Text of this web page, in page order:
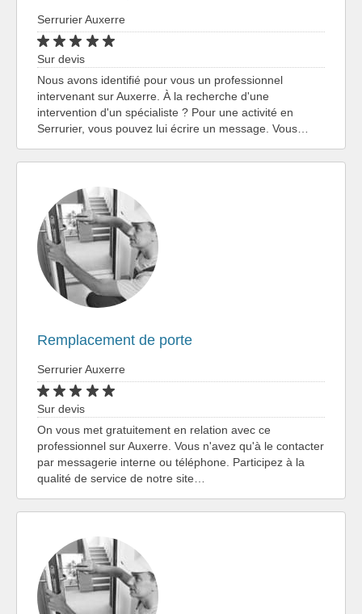
Serrurier Auxerre
Sur devis
Nous avons identifié pour vous un professionnel
intervenant sur Auxerre. À la recherche d'une
intervention d'un spécialiste ? Pour une activité en
Serrurier, vous pouvez lui écrire un message. Vous…
Remplacement de porte
Serrurier Auxerre
Sur devis
On vous met gratuitement en relation avec ce
professionnel sur Auxerre. Vous n'avez qu'à le contacter
par messagerie interne ou téléphone. Participez à la
qualité de service de notre site…